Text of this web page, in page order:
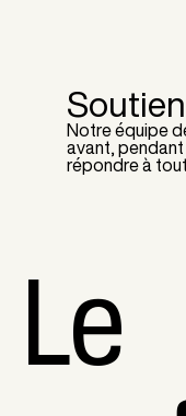
Soutien
Notre équipe
avant,
répondre à
Le